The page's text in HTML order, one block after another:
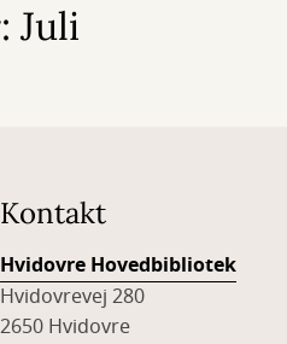
Juli
Kontakt
Hvidovre Hovedbibliotek
Hvidovrevej 280
2650 Hvidovre